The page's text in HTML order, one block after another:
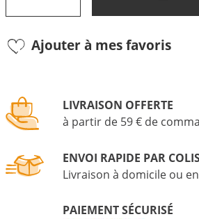
Ajouter à mes favoris
LIVRAISON OFFERTE
à partir de 59 € de
ENVOI RAPIDE PAR
Livraison à domicile ou
PAIEMENT SÉCURISÉ